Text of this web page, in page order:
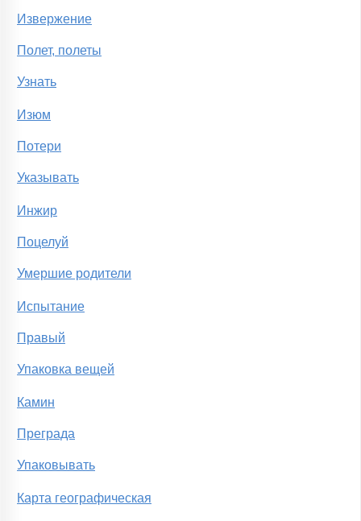
Извержение
Полет, полеты
Узнать
Изюм
Потери
Указывать
Инжир
Поцелуй
Умершие родители
Испытание
Правый
Упаковка вещей
Камин
Преграда
Упаковывать
Карта географическая